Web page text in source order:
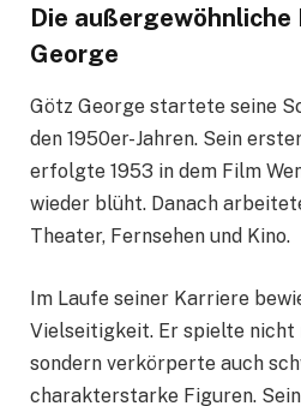
Die
George
Götz George startete seine
den 1950er-Jahren. Sein
erfolgte 1953 in dem Film
wieder blüht. Danach
Theater, Fernsehen und Kino.
Im Laufe seiner Karriere
Vielseitigkeit. Er spielte nicht
sondern verkörperte auch
charakterstarke Figuren.